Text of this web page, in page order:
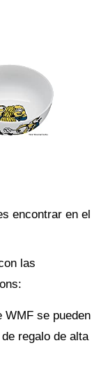
encontrar en el
las
WMF se pueden
regalo de alta